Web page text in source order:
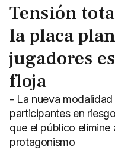
Tensión
la placa
jugadores
floja
- La nueva
participantes en
que el público
protagonismo